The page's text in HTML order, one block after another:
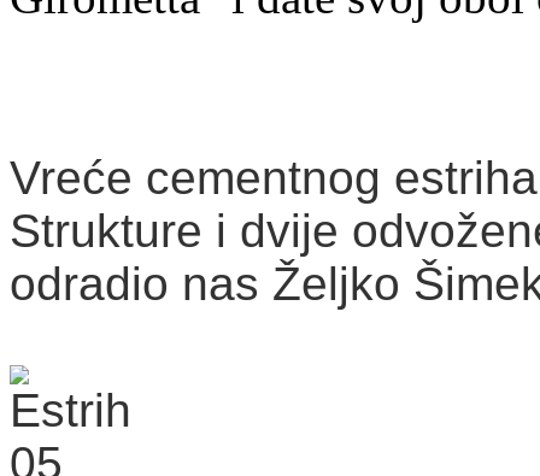
Vreće cementnog
Strukture i dvije
odradio nas Željko